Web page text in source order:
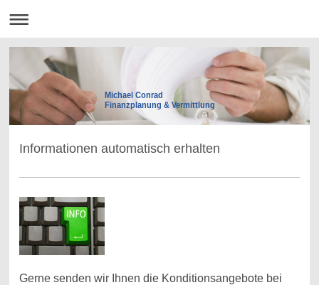
Michael Conrad
Finanzplanung & Vermittlung
Informationen automatisch erhalten
Gerne senden wir Ihnen die Konditionsangebote bei